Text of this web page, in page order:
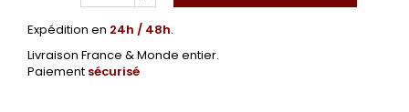
Expédition en 24h / 48h.
Livraison France & Monde entier.
Paiement sécurisé